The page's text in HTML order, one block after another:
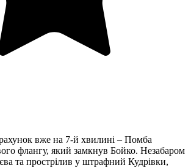
вже на 7-й хвилині – Помба
флангу, який замкнув Бойко. Незабаром
та прострілив у штрафний Кудрівки,